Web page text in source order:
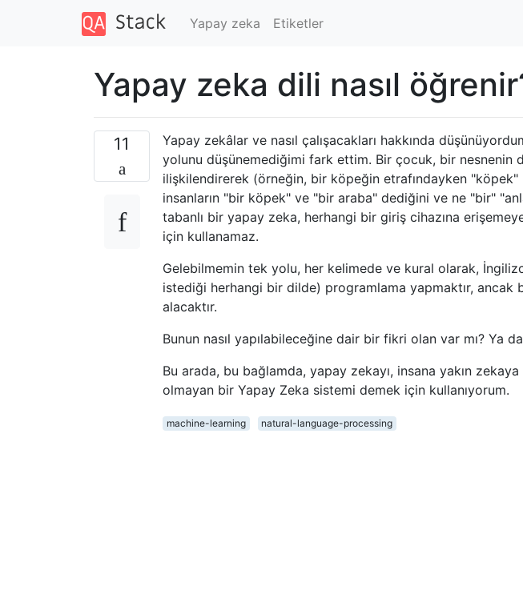
Yapay zeka Etiketler
Yapay zeka dili nasıl
11
Yapay zekâlar ve nasıl çalışacakları hakkında
yolunu düşünemediğimi fark ettim. Bir çocuk, bir nesnenin
ilişkilendirerek (örneğin, bir köpeğin etrafındayken
insanların "bir köpek" ve "bir araba" dediğini ve ne "bir"
tabanlı bir yapay zeka, herhangi bir giriş cihazına
için kullanamaz.
Gelebilmemin tek yolu, her kelimede ve kural olarak,
istediği herhangi bir dilde) programlama yapmaktır, ancak
alacaktır.
Bunun nasıl yapılabileceğine dair bir fikri olan var mı? Ya
Bu arada, bu bağlamda, yapay zekayı, insana yakın
olmayan bir Yapay Zeka sistemi demek için kullanıyorum.
machine-learning natural-language-processing